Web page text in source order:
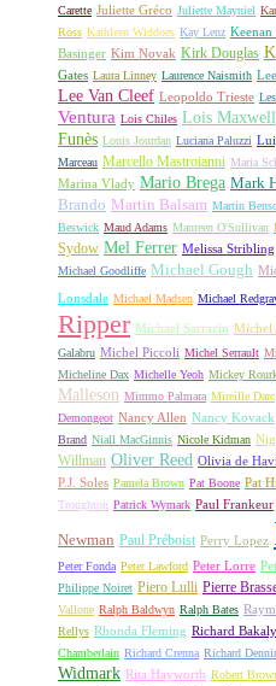
Carette Juliette Gréco Juliette Mayniel
Ross Kathleen Widdoes Kay Lenz Keenan
Basinger Kim Novak Kirk Douglas
Gates Laura Linney Laurence Naismith
Lee Van Cleef Leopoldo Trieste
Ventura Lois Chiles Lois Maxwell
Funès Louis Jourdan Luciana Paluzzi
Marceau Marcello Mastroianni Maria
Marina Vlady Mario Brega Mark
Brando Martin Balsam Martin
Beswick Maud Adams Maureen O'Sullivan
Sydow Mel Ferrer Melissa Stribling
Michael Goodliffe Michael Gough
Lonsdale Michael Madsen Michael
Ripper Michael Sarrazin Michel
Galabru Michel Piccoli Michel Serrault
Micheline Dax Michelle Yeoh Mickey
Malleson Mimmo Palmara Mireille Darc
Demongeot Nancy Allen Nancy Kovack
Brand Niall MacGinnis Nicole Kidman
Willman Oliver Reed Olivia de
P.J. Soles Pamela Brown Pat Boone Pat
Troughton Patrick Wymark Paul Frankeur
Newman Paul Préboist Perry Lopez
Peter Fonda Peter Lawford Peter Lorre
Philippe Noiret Piero Lulli Pierre
Vallone Ralph Baldwyn Ralph Bates
Rellys Rhonda Fleming Richard
Chamberlain Richard Crenna Richard
Widmark Rita Hayworth Robert